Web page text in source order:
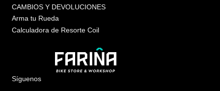
CAMBIOS Y DEVOLUCIONES
Arma tu Rueda
Calculadora de Resorte Coil
Síguenos